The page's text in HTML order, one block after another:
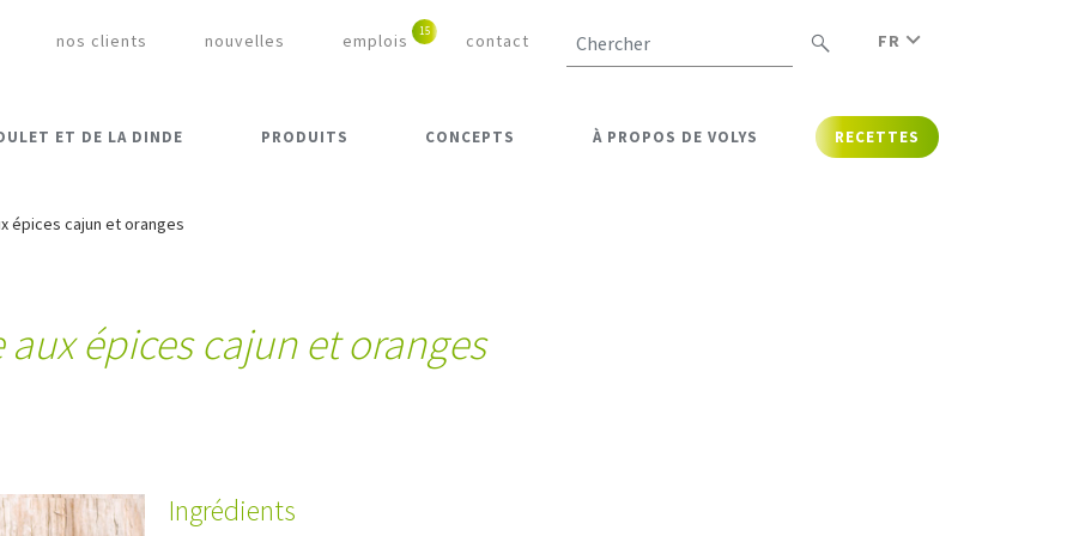
nos clients nouvelles emplois contact FR
ET DE LA DINDE PRODUITS CONCEPTS À PROPOS DE VOLYS RECETTES
épices cajun et oranges
épices cajun et oranges
Ingrédients